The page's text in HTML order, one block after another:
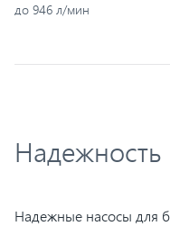
до 946 л/мин
Надежность
Надежные насосы для